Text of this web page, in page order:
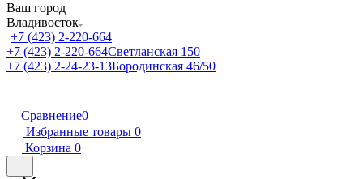
Ваш город
Владивосток
+7 (423) 2-220-664
+7 (423) 2-220-664Светланская 150
+7 (423) 2-24-23-13Бородинская 46/50
Сравнение0
Избранные товары 0
Корзина 0